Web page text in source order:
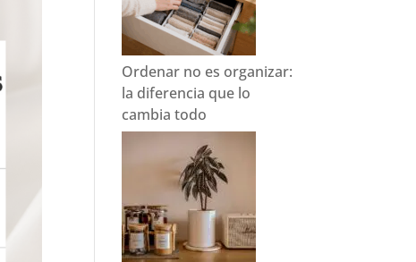
Ordenar no es organizar:
la diferencia que lo
cambia todo